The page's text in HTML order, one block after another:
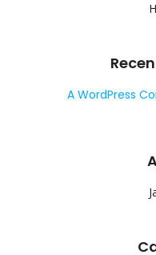
A WordPress